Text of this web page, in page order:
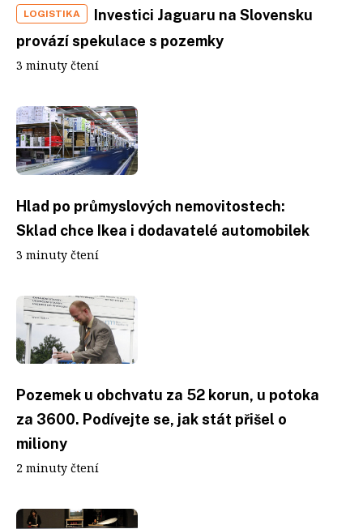
LOGISTIKA
Investici Jaguaru na Slovensku
provází spekulace s pozemky
3 minuty čtení
Hlad po průmyslových nemovitostech:
Sklad chce Ikea i dodavatelé automobilek
3 minuty čtení
Pozemek u obchvatu za 52 korun, u potoka
za 3600. Podívejte se, jak stát přišel o
miliony
2 minuty čtení